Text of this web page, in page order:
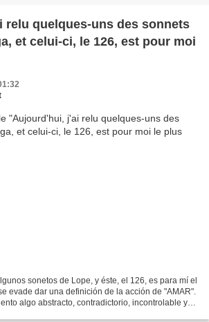
relu quelques-uns des sonnets
et celui-ci, le 126, est pour moi
sonetos de Lope, y éste, el 126, es para mí el
evade dar una definición de la acción de "AMAR".
algo abstracto, contradictorio, incontrolable y